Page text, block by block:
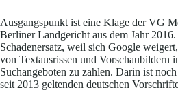
Ausgangspunkt ist eine Klage der VG
Berliner Landgericht aus dem Jahr
Schadenersatz, weil sich Google
von Textausrissen und Vorschaubildern
Suchangeboten zu zahlen. Darin ist
seit 2013 geltenden deutschen